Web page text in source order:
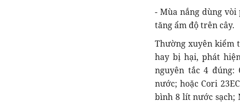
- Mùa nắng dùng
tăng ẩm độ trên cây.
Thường xuyên kiểm
hay bị hại, phát
nguyên tắc 4 đúng:
nước; hoặc Cori
bình 8 lít nước sạch;